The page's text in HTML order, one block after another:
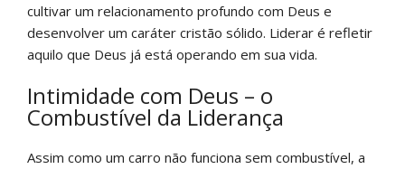
cultivar um relacionamento profundo com Deus e
desenvolver um caráter cristão sólido. Liderar é refletir
aquilo que Deus já está operando em sua vida.
Intimidade com Deus – o
Combustível da Liderança
Assim como um carro não funciona sem combustível, a